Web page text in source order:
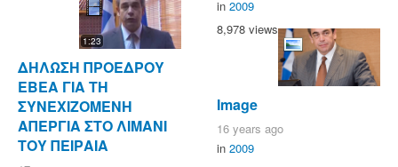
1:23
ΔΗΛΩΣΗ ΠΡΟΕΔΡΟΥ
ΕΒΕΑ ΓΙΑ ΤΗ
ΣΥΝΕΧΙΖΟΜΕΝΗ
ΑΠΕΡΓΙΑ ΣΤΟ ΛΙΜΑΝΙ
ΤΟΥ ΠΕΙΡΑΙΑ
in 2009
8,978 views
Image
16 years ago
in 2009